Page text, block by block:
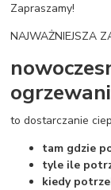
Zapraszamy!
NAJWAŻNIEJSZA
to dostarczanie
tam gdzie
tyle ile
kiedy